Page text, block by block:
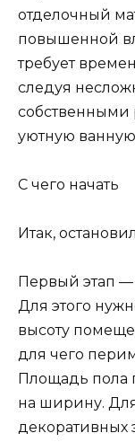
отделочный
повышенной
требует
следуя
собственными
уютную
С чего начать
Итак,
Первый этап —
Для этого
высоту
для чего
Площадь пола
на ширину.
декоративных